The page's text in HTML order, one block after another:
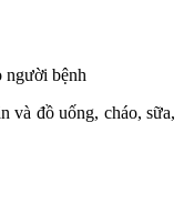
người bệnh
và đồ uống, cháo, sữa,